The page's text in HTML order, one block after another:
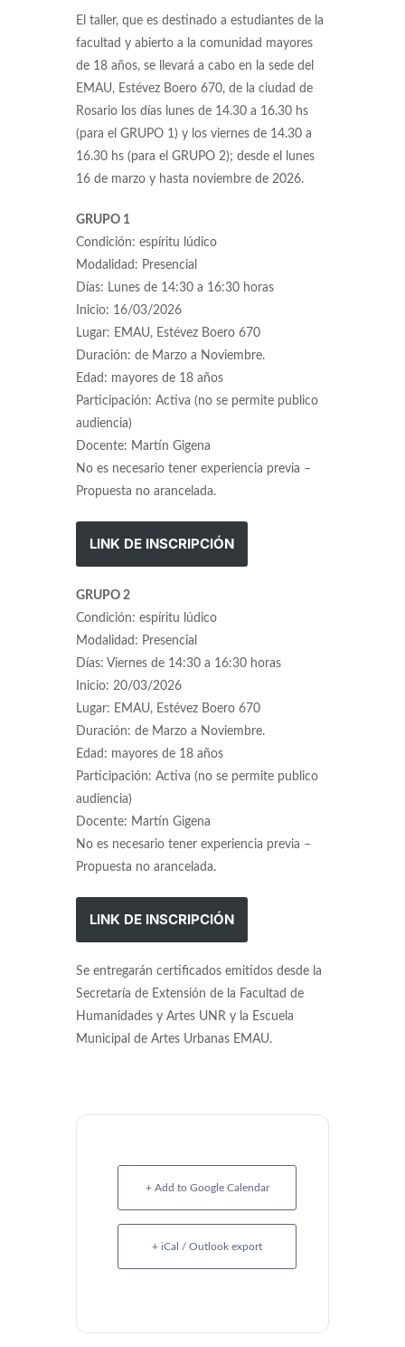
El taller, que es destinado a estudiantes de la
facultad y abierto a la comunidad mayores
de 18 años, se llevará a cabo en la sede del
EMAU, Estévez Boero 670, de la ciudad de
Rosario los días lunes de 14.30 a 16.30 hs
(para el GRUPO 1) y los viernes de 14.30 a
16.30 hs (para el GRUPO 2); desde el lunes
16 de marzo y hasta noviembre de 2026.
GRUPO 1
Condición: espíritu lúdico
Modalidad: Presencial
Días: Lunes de 14:30 a 16:30 horas
Inicio: 16/03/2026
Lugar: EMAU, Estévez Boero 670
Duración: de Marzo a Noviembre.
Edad: mayores de 18 años
Participación: Activa (no se permite publico
audiencia)
Docente: Martín Gigena
No es necesario tener experiencia previa –
Propuesta no arancelada.
LINK DE INSCRIPCIÓN
GRUPO 2
Condición: espíritu lúdico
Modalidad: Presencial
Días: Viernes de 14:30 a 16:30 horas
Inicio: 20/03/2026
Lugar: EMAU, Estévez Boero 670
Duración: de Marzo a Noviembre.
Edad: mayores de 18 años
Participación: Activa (no se permite publico
audiencia)
Docente: Martín Gigena
No es necesario tener experiencia previa –
Propuesta no arancelada.
LINK DE INSCRIPCIÓN
Se entregarán certificados emitidos desde la
Secretaría de Extensión de la Facultad de
Humanidades y Artes UNR y la Escuela
Municipal de Artes Urbanas EMAU.
+ Add to Google Calendar
+ iCal / Outlook export